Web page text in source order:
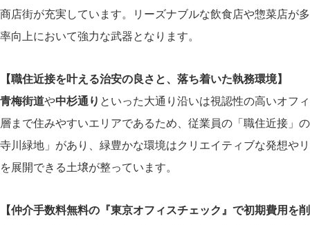
商店街が充実しています。リーズナブルな飲食店や惣菜店が
率向上において強力な武器となります。
【職住近接を叶える治安の良さと、落ち着いた執務環境】
青梅街道や中杉通り といった大通り沿いは視認性の高いオフ
層まで住みやすいエリアであるため、従業員の「職住近接」
寺川緑地」があり、緑豊かな環境はクリエイティブな発想や
を展開できる土壌が整っています。
【仲介手数料無料の『東京オフィスチェック』で初期費用を